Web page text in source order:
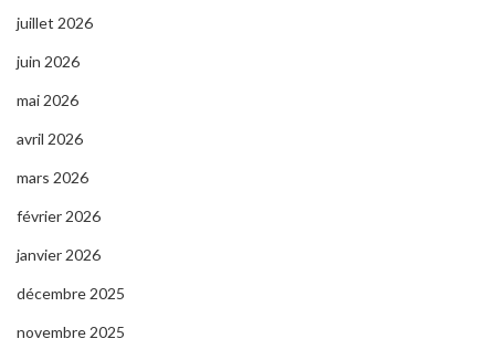
juillet 2026
juin 2026
mai 2026
avril 2026
mars 2026
février 2026
janvier 2026
décembre 2025
novembre 2025